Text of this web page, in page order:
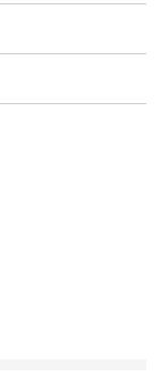
工廠